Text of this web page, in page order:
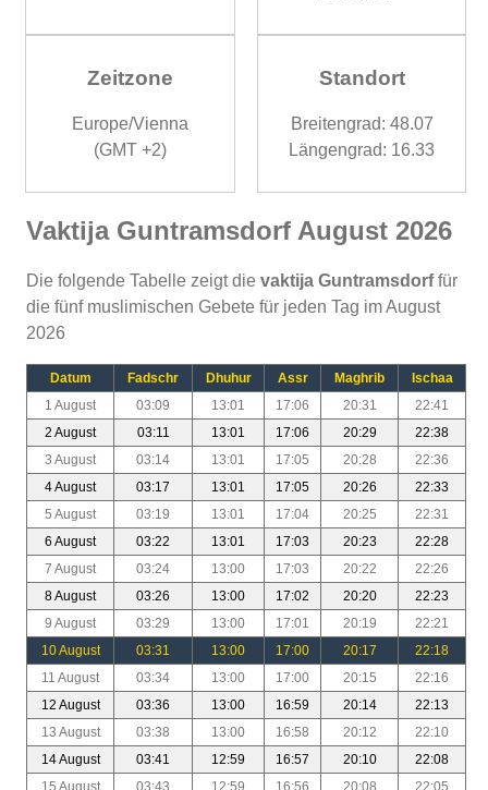
Zeitzone
Europe/Vienna
(GMT +2)
Standort
Breitengrad: 48.07
Längengrad: 16.33
Vaktija Guntramsdorf August 2026
Die folgende Tabelle zeigt die vaktija Guntramsdorffür
die fünf muslimischen Gebete für jeden Tag im August
2026
Datum Fadschr Dhuhur Assr Maghrib
Ischaa
1 August
03:09 13:01 17:06 20:31
22:41
2 August
03:11 13:01 17:06 20:29
22:38
3 August
03:14 13:01 17:05 20:28
22:36
4 August
03:17 13:01 17:05 20:26
22:33
5 August
03:19 13:01 17:04 20:25
22:31
6 August
03:22 13:01 17:03 20:23
22:28
7 August
03:24 13:00 17:03 20:22
22:26
8 August
03:26 13:00 17:02 20:20
22:23
9 August
03:29 13:00 17:01 20:19
22:21
10 August
03:31 13:00 17:00 20:17
22:18
11 August
03:34 13:00 17:00 20:15
22:16
12 August
03:36 13:00 16:59 20:14
22:13
13 August
03:38 13:00 16:58 20:12
22:10
14 August
03:41 12:59 16:57 20:10
22:08
15 August
03:43 12:59 16:56 20:08 22:05